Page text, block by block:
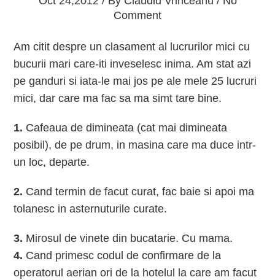
Comment
Am citit despre un clasament al lucrurilor mici cu
bucurii mari care-iti inveselesc inima. Am stat azi
pe ganduri si iata-le mai jos pe ale mele 25 lucruri
mici, dar care ma fac sa ma simt tare bine.
1. Cafeaua de dimineata (cat mai dimineata
posibil), de pe drum, in masina care ma duce intr-
un loc, departe.
2. Cand termin de facut curat, fac baie si apoi ma
tolanesc in asternuturile curate.
3. Mirosul de vinete din bucatarie. Cu mama.
4. Cand primesc codul de confirmare de la
operatorul aerian ori de la hotelul la care am facut